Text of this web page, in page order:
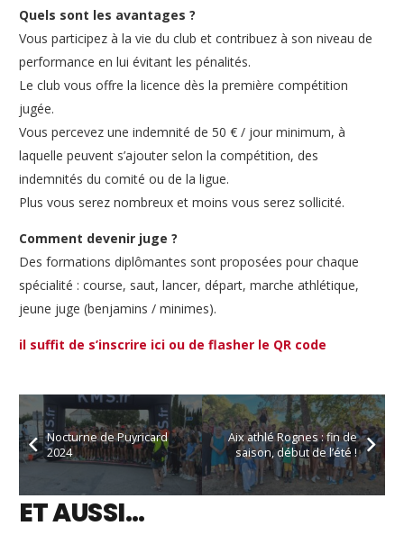
Quels sont les avantages ?
Vous participez à la vie du club et contribuez à son niveau de
performance en lui évitant les pénalités.
Le club vous offre la licence dès la première compétition
jugée.
Vous percevez une indemnité de 50 € / jour minimum, à
laquelle peuvent s’ajouter selon la compétition, des
indemnités du comité ou de la ligue.
Plus vous serez nombreux et moins vous serez sollicité.
Comment devenir juge ?
Des formations diplômantes sont proposées pour chaque
spécialité : course, saut, lancer, départ, marche athlétique,
jeune juge (benjamins / minimes).
il suffit de s’inscrire ici ou de flasher le QR code
Nocturne de Puyricard
2024
Aix athlé Rognes : fin de
saison, début de l’été !
ET AUSSI…